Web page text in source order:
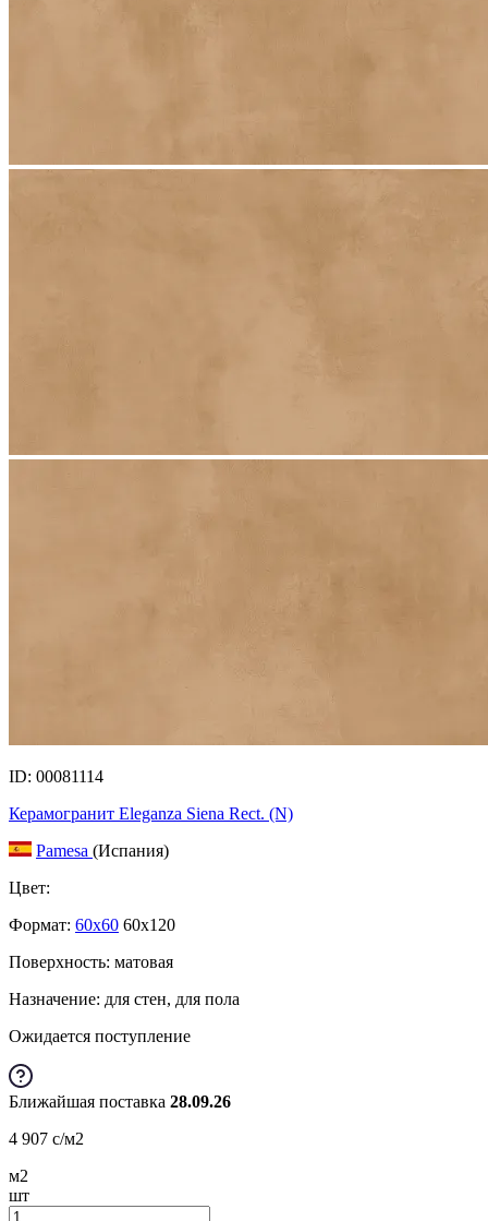
ID: 00081114
Керамогранит Eleganza Siena Rect. (N)
Pamesa (Испания)
Цвет:
Формат: 60x60 60x120
Поверхность: матовая
Назначение: для стен, для пола
Ожидается поступление
Ближайшая поставка 28.09.26
4 907 c/м2
м2
шт